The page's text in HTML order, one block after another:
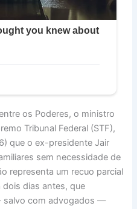
os Poderes, o ministro
Tribunal Federal (STF),
que o ex-presidente Jair
sem necessidade de
representa um recuo parcial
dois dias antes, que
salvo com advogados —